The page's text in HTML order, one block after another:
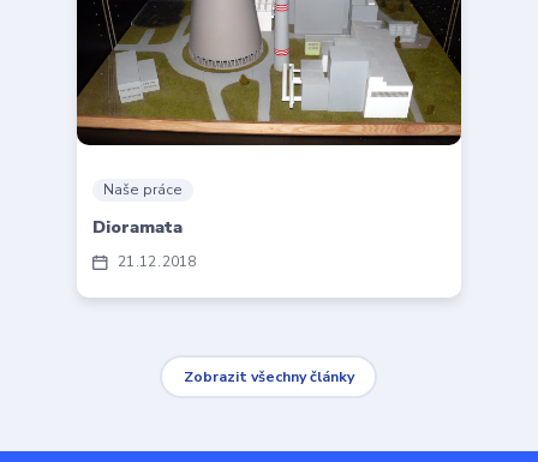
21 12 2018
Naše práce
Dioramata
Zobrazit všechny články